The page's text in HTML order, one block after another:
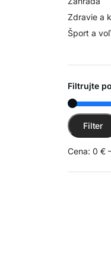
Zdravie a
Šport a
Filtrujte
Minimálna
Filter
Cena: 0 €